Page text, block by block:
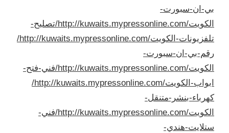
بي-ان-سبورت-
الكويت/
http://kuwaits.mypressonline.com/تصليح-
تلفزيونات-الكويت/
http://kuwaits.mypressonline.com/
رقم-بي-ان-سبورت-
الكويت/
http://kuwaits.mypressonline.com/فني-فتح-
ابواب-الكويت/
http://kuwaits.mypressonline.com/
كهرباء-بنشر-متنقل-
الكويت/
http://kuwaits.mypressonline.com/فني-
ستلايت-هندي-